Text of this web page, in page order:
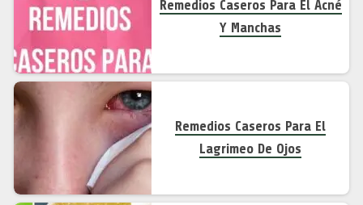
Remedios Caseros Para El Acné
Y Manchas
Remedios Caseros Para El
Lagrimeo De Ojos